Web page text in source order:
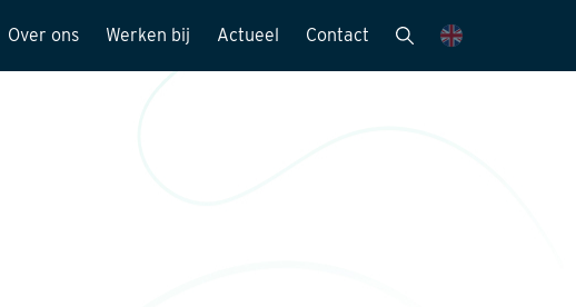
Over ons Werken bij Actueel Contact